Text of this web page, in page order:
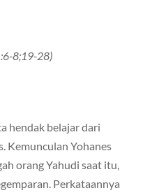
8;19-28)
hendak belajar dari
Kemunculan Yohanes
orang Yahudi saat itu,
Perkataannya